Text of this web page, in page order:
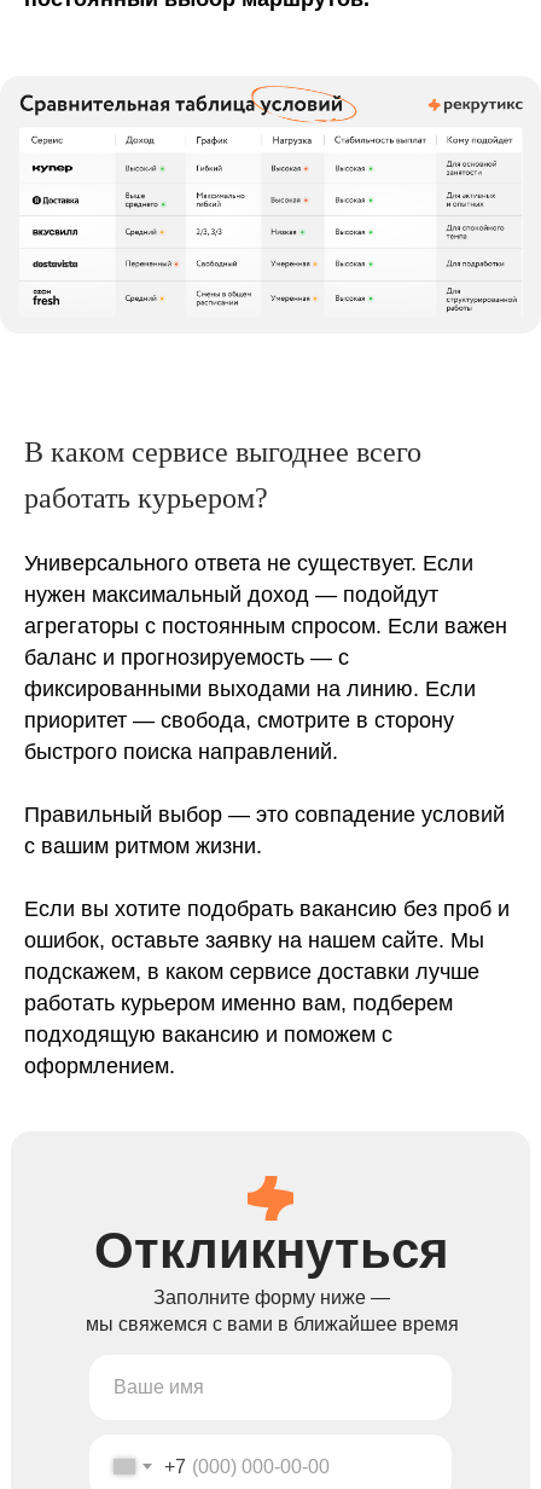
В каком сервисе выгоднее всего
работать курьером?
Универсального ответа не существует. Если
нужен максимальный доход — подойдут
агрегаторы с постоянным спросом. Если важен
баланс и прогнозируемость — с
фиксированными выходами на линию. Если
приоритет — свобода, смотрите в сторону
быстрого поиска направлений.
Правильный выбор — это совпадение условий
с вашим ритмом жизни.
Если вы хотите подобрать вакансию без проб и
ошибок, оставьте заявку на нашем сайте. Мы
подскажем, в каком сервисе доставки лучше
работать курьером именно вам, подберем
подходящую вакансию и поможем с
оформлением.
Откликнуться
Заполните форму ниже —
мы свяжемся с вами в ближайшее время
+7